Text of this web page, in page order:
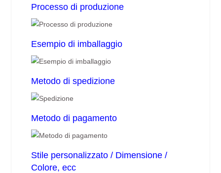
Processo di produzione
Esempio di imballaggio
Metodo di spedizione
Metodo di pagamento
Stile personalizzato / Dimensione /
Colore, ecc